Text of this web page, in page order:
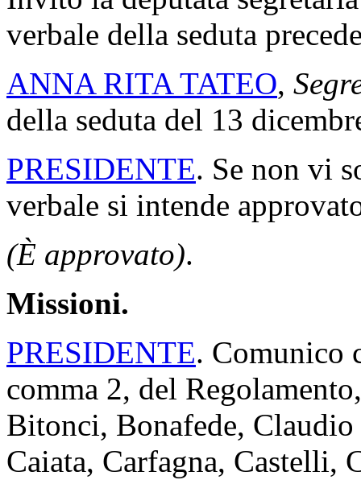
verbale della seduta
ANNA RITA TATEO,
della seduta del 13
PRESIDENTE. Se non vi
verbale si intende
(È approvato).
Missioni.
PRESIDENTE. Comunico
comma 2, del
Bitonci, Bonafede,
Caiata, Carfagna,